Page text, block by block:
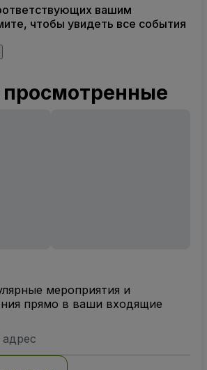
вашим
чтобы увидеть все события
мероприятия и
прямо в ваши входящие